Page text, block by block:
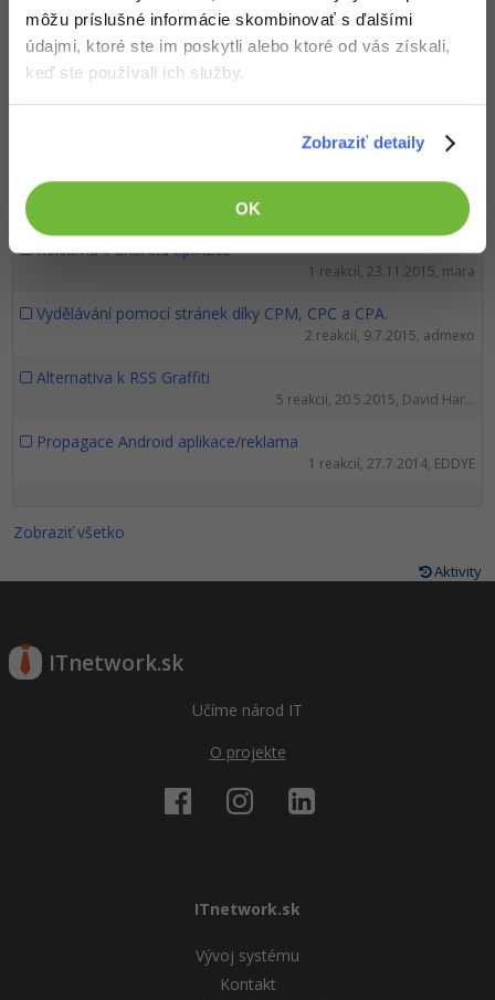
môžu príslušné informácie skombinovať s ďalšími
údajmi, ktoré ste im poskytli alebo ktoré od vás získali,
keď ste používali ich služby.
Zobraziť detaily
OK
1 reakcií, 6.6.2017, Neaktivní...
Monetizace webu
2 reakcií, 23.9.2016, Jan Bezdíček
adnow.com
13 reakcií, 24.2.2016, Matěj Novák
Reklama v android aplikace
1 reakcií, 23.11.2015, mara
Vydělávání pomocí stránek díky CPM, CPC a CPA.
2 reakcií, 9.7.2015, admexo
Alternativa k RSS Graffiti
5 reakcií, 20.5.2015, David Har...
Propagace Android aplikace/reklama
1 reakcií, 27.7.2014, EDDYE
Zobraziť všetko
Aktivity
ITnetwork.sk
Učíme národ IT
O projekte
ITnetwork.sk
Vývoj systému
Kontakt